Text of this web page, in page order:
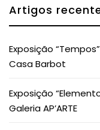
Artigos
Exposição
Casa Barbot
Exposição
Galeria AP’ARTE